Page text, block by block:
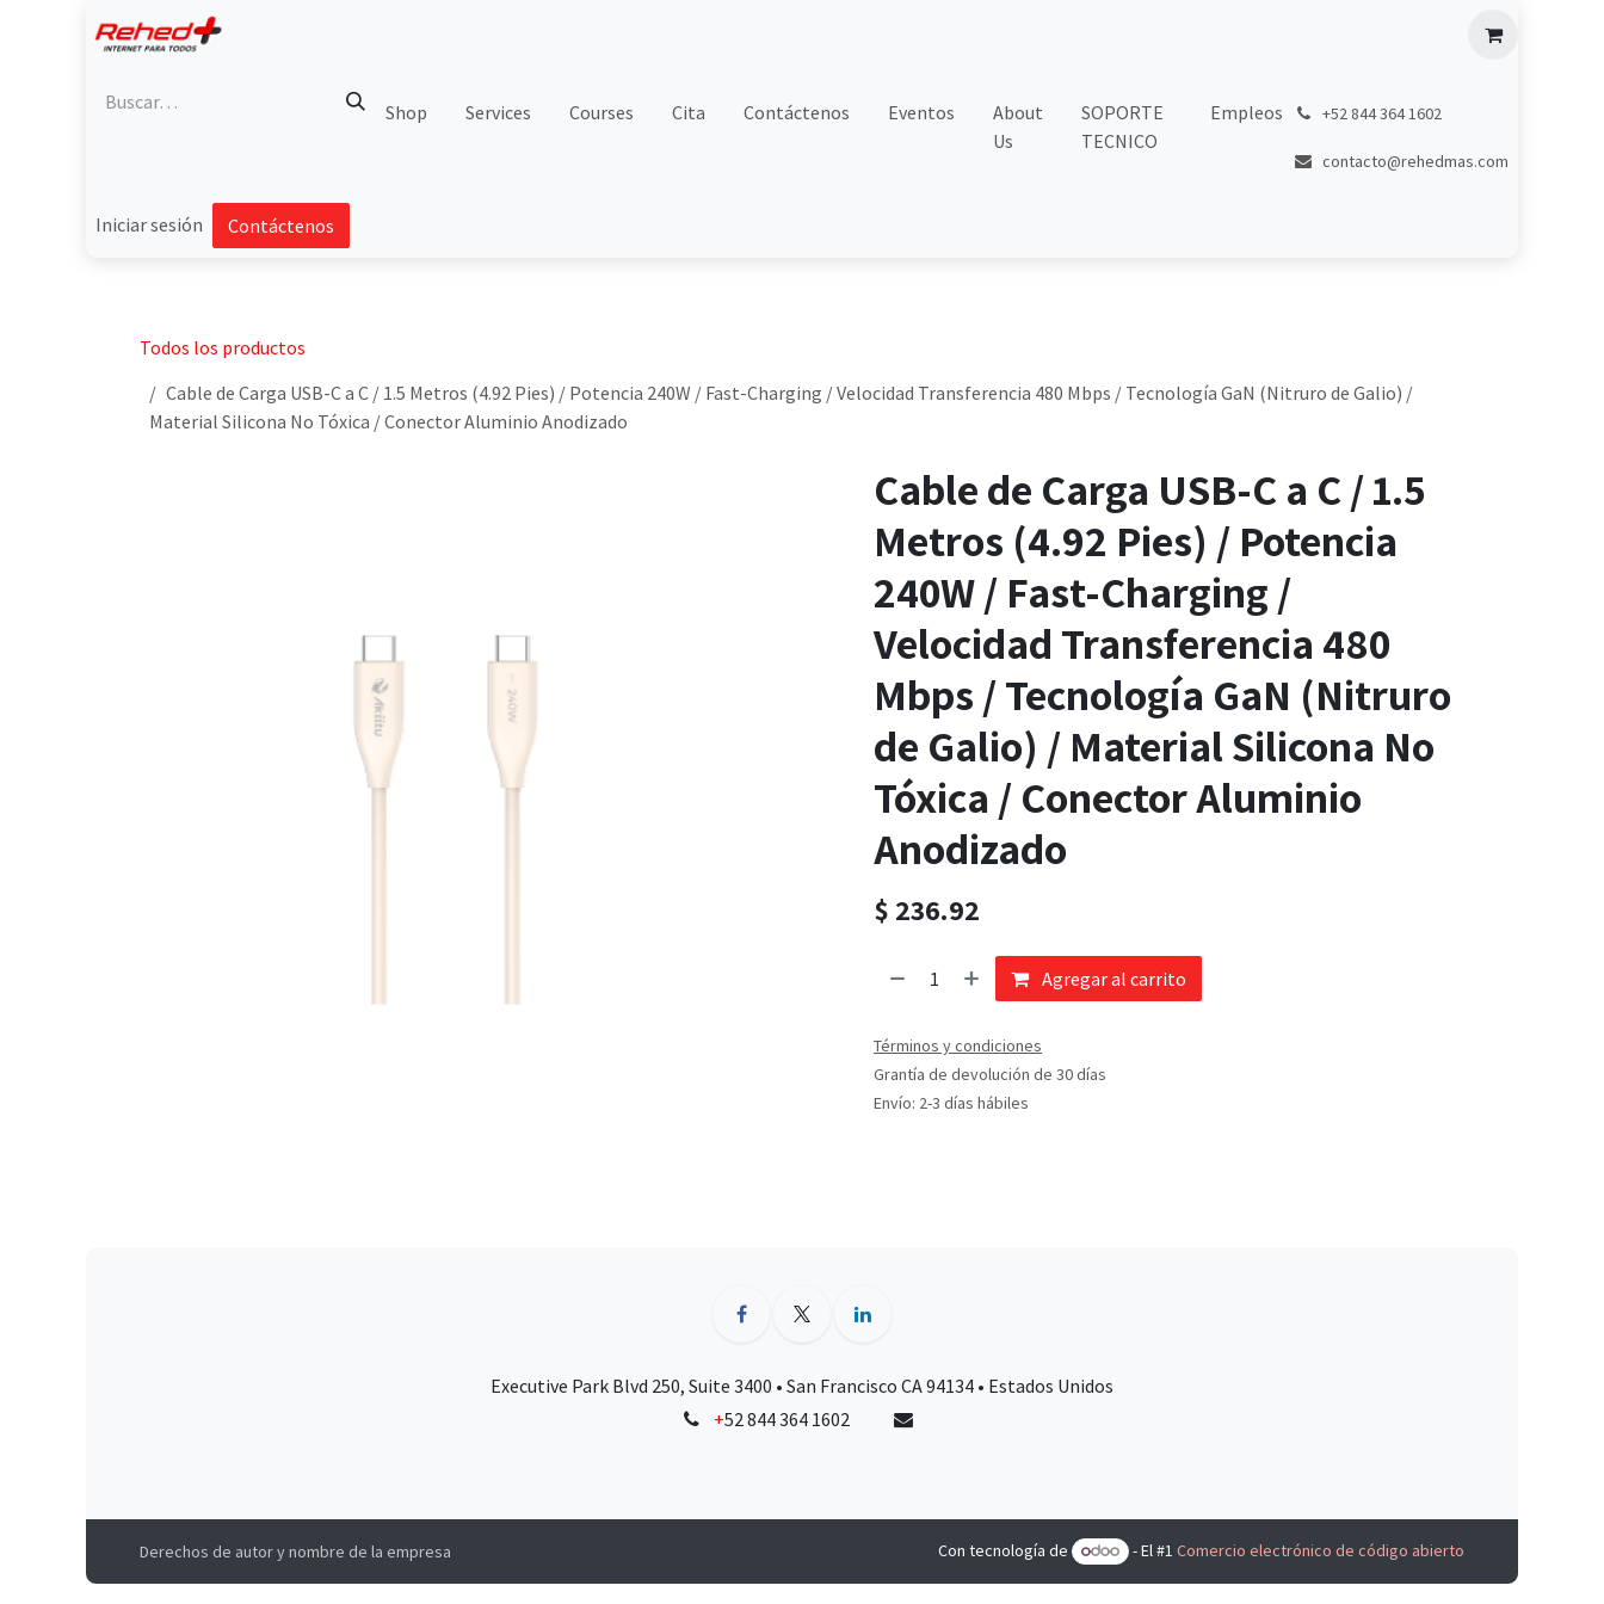
Shop Services Courses Cita Contáctenos Eventos
About
Us
SOPORTE
TECNICO
Empleos +52 844 364 1602
contacto@rehedmas.com
Iniciar sesión Contáctenos
Todos los productos
Cable de Carga USB-C a C / 1.5 Metros (4.92 Pies) / Potencia 240W / Fast-Charging / Velocidad Transferencia 480 Mbps / Tecnología GaN (Nitruro de Galio) /
Material Silicona No Tóxica / Conector Aluminio Anodizado
Cable de Carga USB-C a C / 1.5
Metros (4.92 Pies) / Potencia
240W / Fast-Charging /
Velocidad Transferencia 480
Mbps / Tecnología GaN (Nitruro
de Galio) / Material Silicona No
Tóxica / Conector Aluminio
Anodizado
$ 236.92
Agregar al carrito
Términos y condiciones
Grantía de devolución de 30 días
Envío: 2-3 días hábiles
Executive Park Blvd 250, Suite 3400 • San Francisco CA 94134 • Estados Unidos
+52 844 364 1602
Derechos de autor y nombre de la empresa Con tecnología de - El #1 Comercio electrónico de código abierto